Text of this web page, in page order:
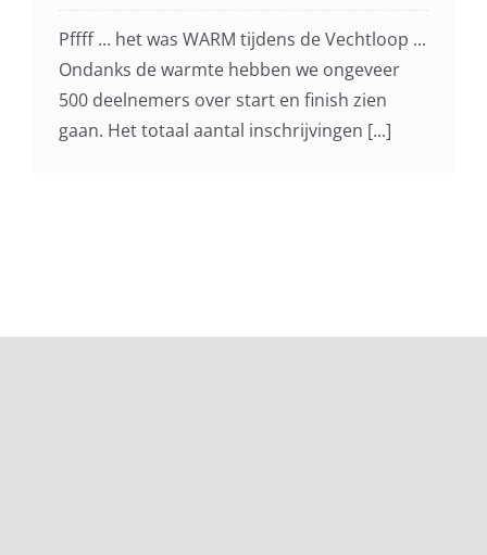
Pffff ... het was WARM tijdens de Vechtloop ...
Ondanks de warmte hebben we ongeveer
500 deelnemers over start en finish zien
gaan. Het totaal aantal inschrijvingen [...]